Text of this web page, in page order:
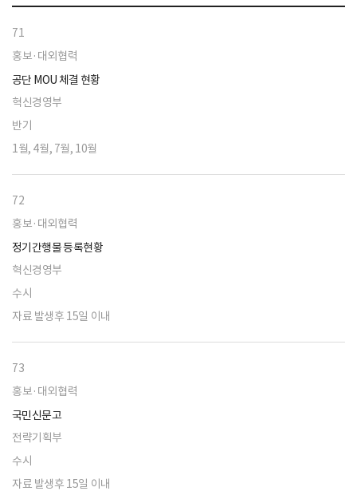
택
71
홍보·대외협력
공단 MOU 체결 현황
혁신경영부
반기
1월, 4월, 7월, 10월
72
홍보·대외협력
정기간행물 등록현황
혁신경영부
수시
자료 발생후 15일 이내
73
홍보·대외협력
국민신문고
전략기획부
수시
자료 발생후 15일 이내